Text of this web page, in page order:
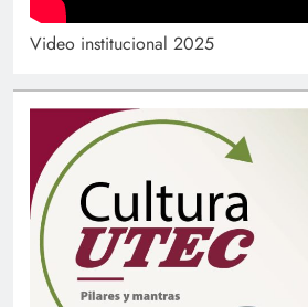
Video institucional 2025